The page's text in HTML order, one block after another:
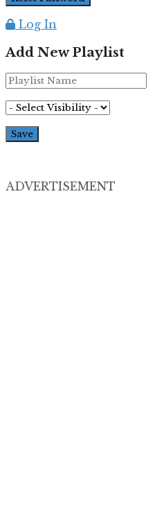
Log In
Add New Playlist
ADVERTISEMENT